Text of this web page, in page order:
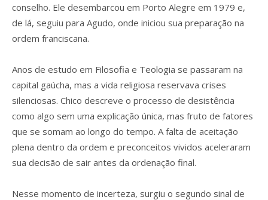
conselho. Ele desembarcou em Porto Alegre em 1979 e,
de lá, seguiu para Agudo, onde iniciou sua preparação na
ordem franciscana.
Anos de estudo em Filosofia e Teologia se passaram na
capital gaúcha, mas a vida religiosa reservava crises
silenciosas. Chico descreve o processo de desistência
como algo sem uma explicação única, mas fruto de fatores
que se somam ao longo do tempo. A falta de aceitação
plena dentro da ordem e preconceitos vividos aceleraram
sua decisão de sair antes da ordenação final.
Nesse momento de incerteza, surgiu o segundo sinal de